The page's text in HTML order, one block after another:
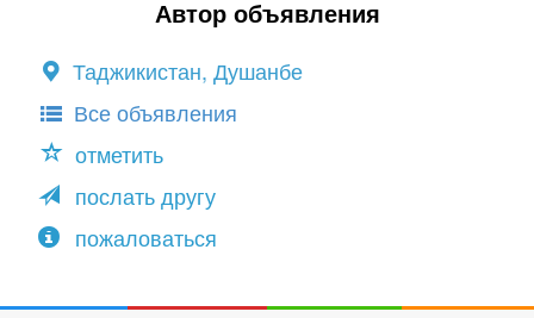
Автор объявления
Таджикистан, Душанбе
Все объявления
отметить
послать другу
пожаловаться